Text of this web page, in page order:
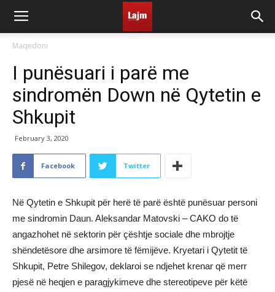
Maqedoni
I punësuari i parë me
sindromën Down në Qytetin e
Shkupit
February 3, 2020
Facebook Twitter
Në Qytetin e Shkupit për herë të parë është punësuar personi
me sindromin Daun. Aleksandar Matovski – CAKO do të
angazhohet në sektorin për çështje sociale dhe mbrojtje
shëndetësore dhe arsimore të fëmijëve. Kryetari i Qytetit të
Shkupit, Petre Shilegov, deklaroi se ndjehet krenar që merr
pjesë në heqjen e paragjykimeve dhe stereotipeve për këtë